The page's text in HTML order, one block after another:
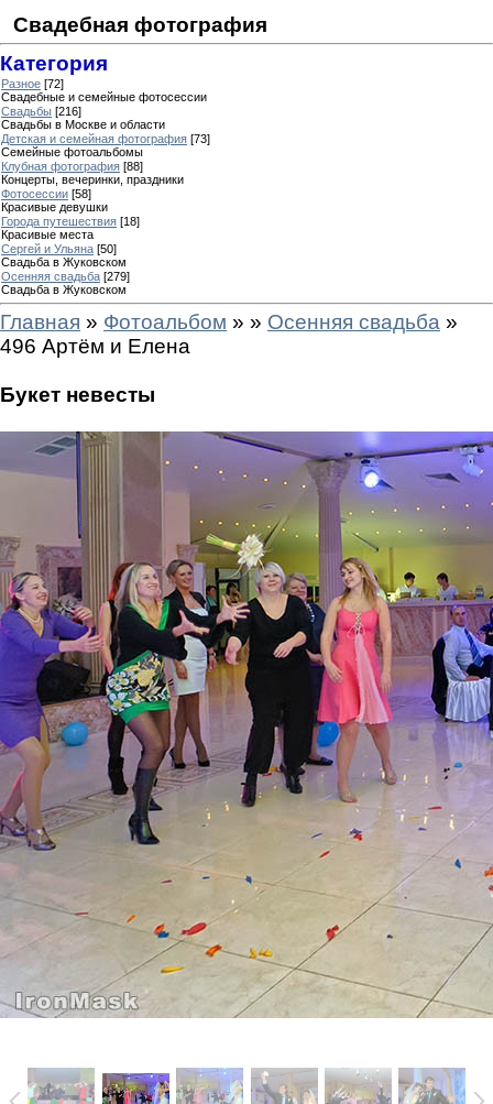
Свадебная фотография
Категория
Разное [72]
Свадебные и семейные фотосессии
Свадьбы [216]
Свадьбы в Москве и области
Детская и семейная фотография [73]
Семейные фотоальбомы
Клубная фотография [88]
Концерты, вечеринки, праздники
Фотосессии [58]
Красивые девушки
Города путешествия [18]
Красивые места
Сергей и Ульяна [50]
Свадьба в Жуковском
Осенняя свадьба [279]
Свадьба в Жуковском
Главная » Фотоальбом » » Осенняя свадьба »
496 Артём и Елена
Букет невесты